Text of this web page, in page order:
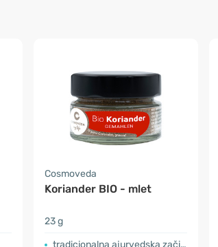
Cosmoveda
Koriander BIO - mlet
23 g
tradicionalna ajurvedska začimba